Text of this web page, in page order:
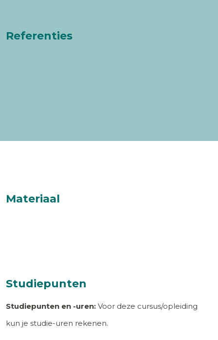
Referenties
Materiaal
Studiepunten
Studiepunten en -uren: Voor deze cursus/opleiding
kun je studie-uren rekenen.